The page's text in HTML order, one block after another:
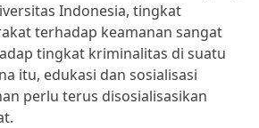
Indonesia, tingkat
terhadap keamanan sangat
tingkat kriminalitas di suatu
itu, edukasi dan sosialisasi
perlu terus disosialisasikan